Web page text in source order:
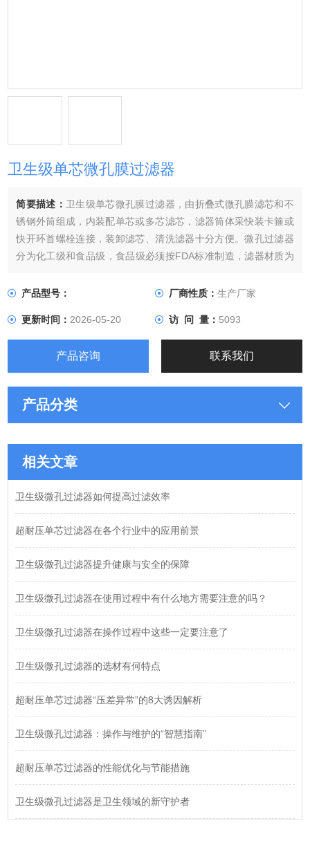
卫生级单芯微孔膜过滤器
简要描述： 卫生级单芯微孔膜过滤器，由折叠式微孔膜滤芯和不
锈钢外筒组成，内装配单芯或多芯滤芯，滤器筒体采快装卡箍或
快开环首螺栓连接，装卸滤芯、清洗滤器十分方便。微孔过滤器
分为化工级和食品级，食品级必须按FDA标准制造，滤器材质为
量轻、使用方便、过滤面积大、堵塞率低、过滤速度快、无污
产品型号： 厂商性质： 生产厂家
更新时间：2026-05-20 访 问 量： 5093
产品咨询 联系我们
产品分类
相关文章
卫生级微孔过滤器如何提高过滤效率
超耐压单芯过滤器在各个行业中的应用前景
卫生级微孔过滤器提升健康与安全的保障
卫生级微孔过滤器在使用过程中有什么地方需要注意的吗？
卫生级微孔过滤器在操作过程中这些一定要注意了
卫生级微孔过滤器的选材有何特点
超耐压单芯过滤器“压差异常”的8大诱因解析
卫生级微孔过滤器：操作与维护的“智慧指南”
超耐压单芯过滤器的性能优化与节能措施
卫生级微孔过滤器是卫生领域的新守护者